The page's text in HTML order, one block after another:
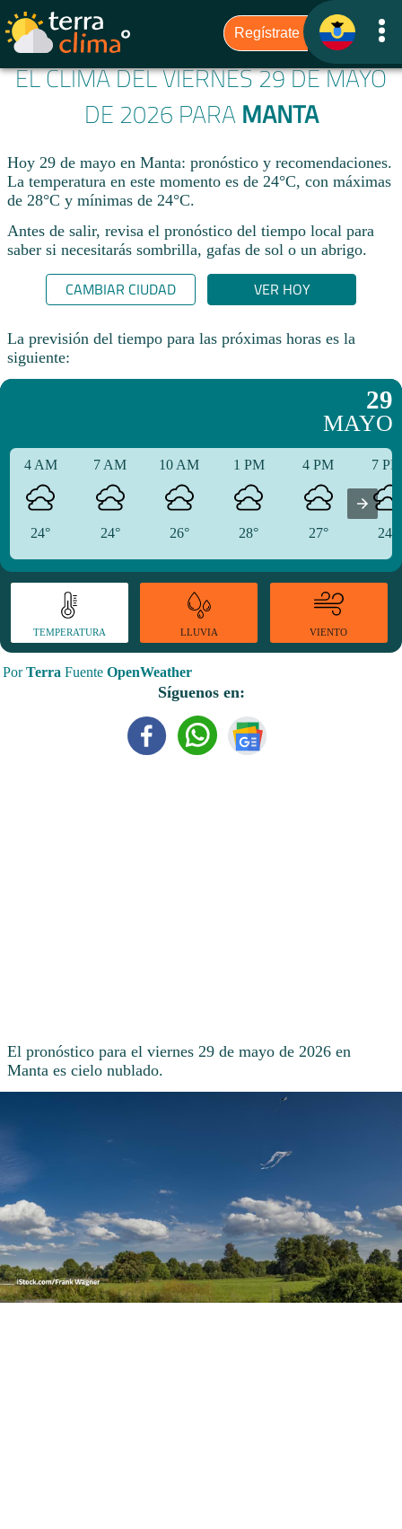
EL CLIMA DEL VIERNES 29 DE MAYO
DE 2026 PARA MANTA
Hoy 29 de mayo en Manta: pronóstico y recomendaciones.
La temperatura en este momento es de 24°C, con máximas
de 28°C y mínimas de 24°C.
Antes de salir, revisa el pronóstico del tiempo local para
saber si necesitarás sombrilla, gafas de sol o un abrigo.
CAMBIAR CIUDAD VER HOY
La previsión del tiempo para las próximas horas es la
siguiente:
29
MAYO
4 AM
24°
7 AM
24°
10 AM
26°
1 PM
28°
4 PM
27°
7
24°
TEMPERATURA LLUVIA VIENTO
PorTerra Fuente OpenWeather
Síguenos en:
El pronóstico para el viernes 29 de mayo de 2026 en
Manta es cielo nublado.